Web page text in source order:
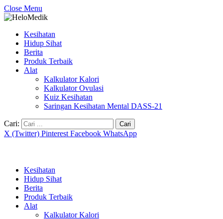
Close Menu
Kesihatan
Hidup Sihat
Berita
Produk Terbaik
Alat
Kalkulator Kalori
Kalkulator Ovulasi
Kuiz Kesihatan
Saringan Kesihatan Mental DASS-21
Cari:
X (Twitter) Pinterest Facebook WhatsApp
Kesihatan
Hidup Sihat
Berita
Produk Terbaik
Alat
Kalkulator Kalori